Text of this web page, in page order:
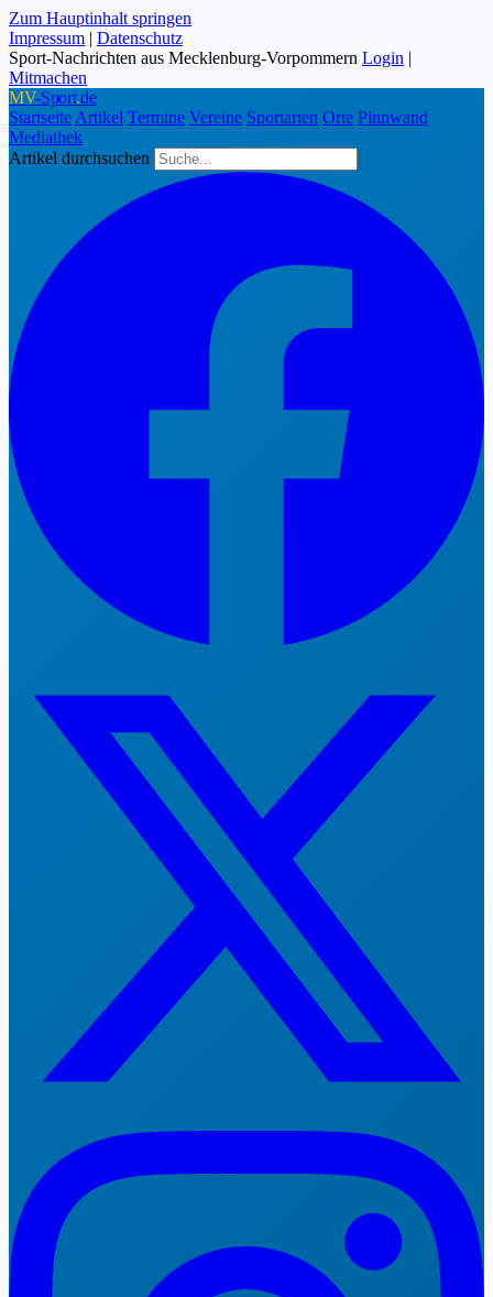
Zum Hauptinhalt springen
Impressum | Datenschutz
Sport-Nachrichten aus Mecklenburg-Vorpommern Login |
Mitmachen
MV-Sport.de
Startseite Artikel Termine Vereine Sportarten Orte Pinnwand
Mediathek
Artikel durchsuchen